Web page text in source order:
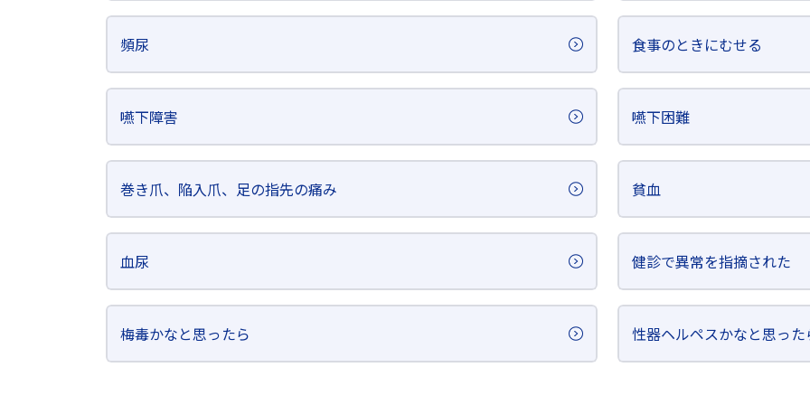
頻尿 食事のときにむせる
嚥下障害 嚥下困難
巻き爪、陥入爪、足の指先の痛み 貧血
血尿 健診で異常を指摘された
梅毒かなと思ったら 性器ヘルペスかなと思った